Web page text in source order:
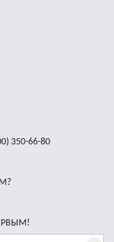
350-66-80